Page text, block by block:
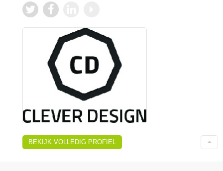
BEKIJK VOLLEDIG PROFIEL